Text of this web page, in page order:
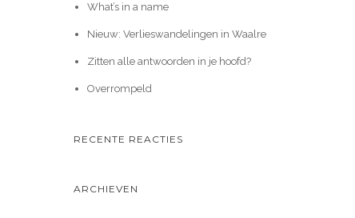
What’s in a name
Nieuw: Verlieswandelingen in Waalre
Zitten alle antwoorden in je hoofd?
Overrompeld
RECENTE REACTIES
ARCHIEVEN